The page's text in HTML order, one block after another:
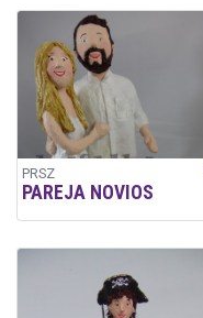
PRSZ
PAREJA NOVIOS